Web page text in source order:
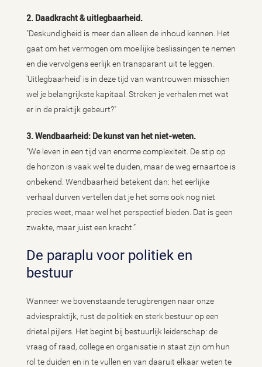
2. Daadkracht & uitlegbaarheid.
"Deskundigheid is meer dan alleen de inhoud kennen. Het
gaat om het vermogen om moeilijke beslissingen te nemen
en die vervolgens eerlijk en transparant uit te leggen.
'Uitlegbaarheid' is in deze tijd van wantrouwen misschien
wel je belangrijkste kapitaal. Stroken je verhalen met wat
er in de praktijk gebeurt?"
3. Wendbaarheid: De kunst van het niet-weten.
"We leven in een tijd van enorme complexiteit. De stip op
de horizon is vaak wel te duiden, maar de weg ernaartoe is
onbekend. Wendbaarheid betekent dan: het eerlijke
verhaal durven vertellen dat je het soms ook nog niet
precies weet, maar wel het perspectief bieden. Dat is geen
zwakte, maar juist een kracht.”
De paraplu voor politiek en
bestuur
Wanneer we bovenstaande terugbrengen naar onze
adviespraktijk, rust de politiek en sterk bestuur op een
drietal pijlers. Het begint bij bestuurlijk leiderschap: de
vraag of raad, college en organisatie in staat zijn om hun
rol te duiden en in te vullen en van daaruit elkaar weten te